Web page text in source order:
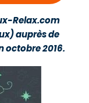
Relax.com
auprès de
octobre 2016.